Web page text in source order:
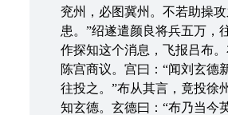
兖州，必图冀州。不若助操
患。”绍遂遣颜良将兵五万，
作探知这个消息，飞报吕布
陈宫商议。宫曰：“闻刘玄德
往投之。”布从其言，竟投徐
知玄德。玄德曰：“布乃当今